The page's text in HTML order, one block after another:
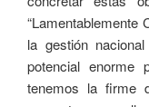
“Lamentablemente
la gestión
potencial enorme
tenemos la firme